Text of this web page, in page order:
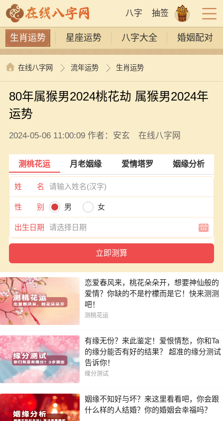
八字 抽签
生肖运势 星座运势 八字大全 婚姻配对
在线八字网 流年运势 生肖运势
80年属猴男2024桃花劫 属猴男2024年
运势
2024-05-06 11:00:09 作者：安玄 在线八字网
测桃花运 月老姻缘 爱情塔罗 姻缘分析
姓 名
性 别 男 女
出生日期
恋爱春风来，桃花朵朵开，想要神仙般的
爱情？你缺的不是柠檬而是它！快来测测
吧！
测桃花运
有缘无份？来此鉴定！爱恨情愁，你和Ta
的缘分能否有好的结果？ 超准的缘分测试
告诉你！
缘分测试
姻缘不知好与坏？来这里看看吧，你会跟
什么样的人结婚？你的婚姻会幸福吗？